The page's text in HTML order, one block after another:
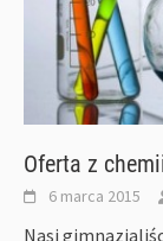
Oferta z
6 marca 2015
Nasi